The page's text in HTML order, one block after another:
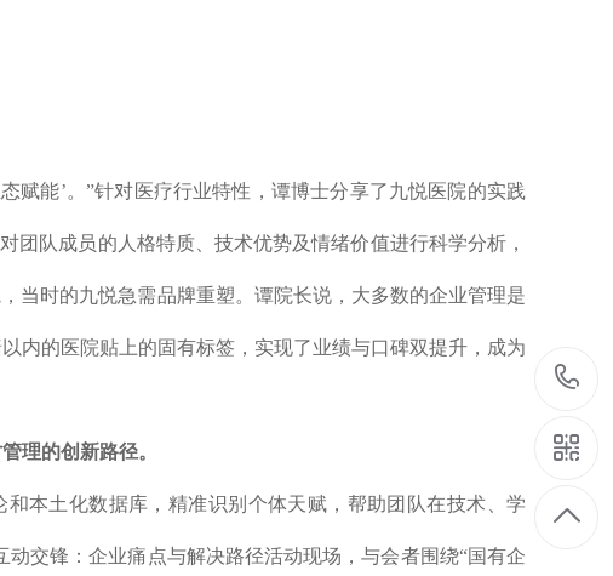
赋能’。”针对医疗行业特性，谭博士分享了九悦医院的实践
团队成员的人格特质、技术优势及情绪价值进行科学分析，
当时的九悦急需品牌重塑。谭院长说，大多数的企业管理是
内的医院贴上的固有标签，实现了业绩与口碑双提升，成为
理的创新路径。
本土化数据库，精准识别个体天赋，帮助团队在技术、学
交锋：企业痛点与解决路径活动现场，与会者围绕“国有企